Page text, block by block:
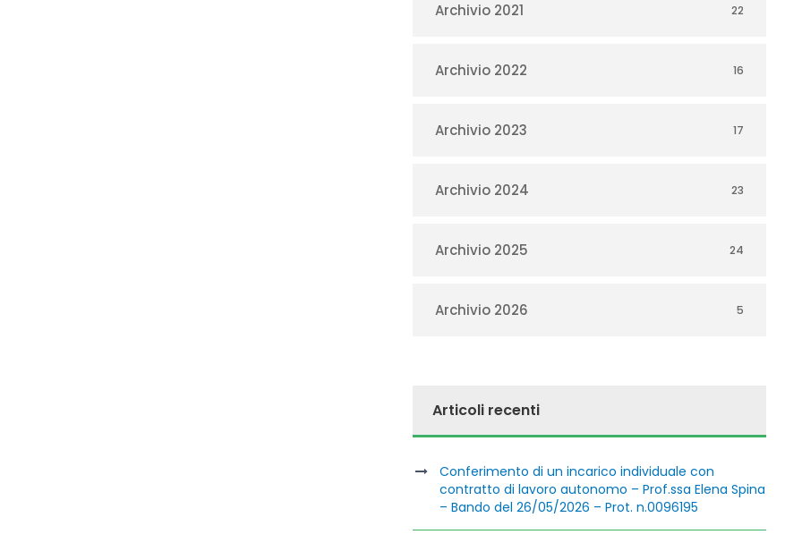
Archivio 2021 22
Archivio 2022 16
Archivio 2023 17
Archivio 2024 23
Archivio 2025 24
Archivio 2026 5
Articoli recenti
Conferimento di un incarico individuale con
contratto di lavoro autonomo – Prof.ssa Elena Spina
– Bando del 26/05/2026 – Prot. n.0096195